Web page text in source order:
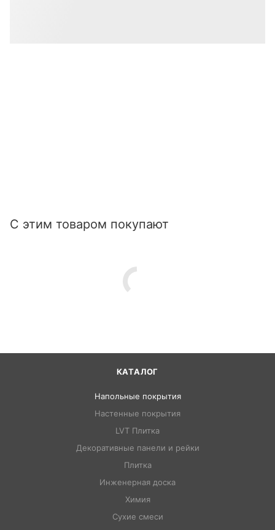
С этим товаром покупают
КАТАЛОГ
Напольные покрытия
Настенные покрытия
LVT Плитка
Декоративные панели и рейки
Плитка
Инженерная доска
Химия
Сухие смеси